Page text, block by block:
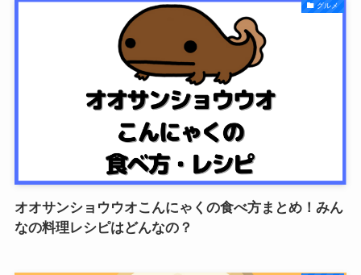
グルメ
オオサンショウウオこんにゃくの食べ方まとめ！みん
なの料理レシピはどんなの？